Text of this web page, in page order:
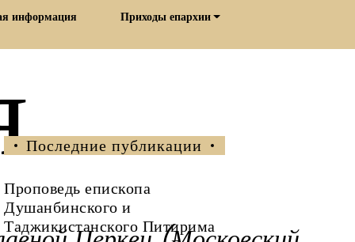
информация Приходы епархии
Последние публикации
Проповедь епископа
Душанбинского и
Таджикистанского Питирима